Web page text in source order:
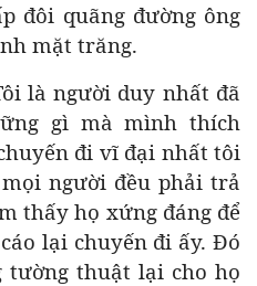
đôi quãng đường ông
mặt trăng.
là người duy nhất đã
gì mà mình thích
đi vĩ đại nhất tôi
người đều phải trả
thấy họ xứng đáng để
lại chuyến đi ấy. Đó
tường thuật lại cho họ